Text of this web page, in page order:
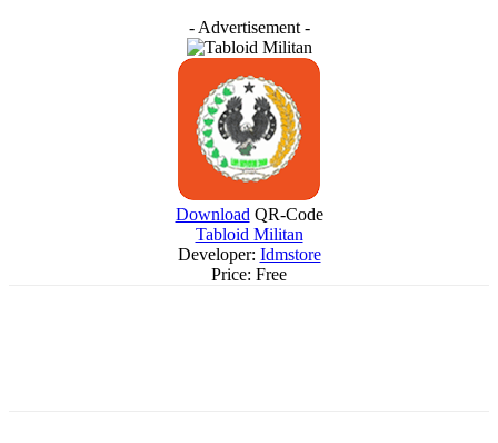
- Advertisement -
Download QR-Code
Tabloid Militan
Developer: Idmstore
Price: Free